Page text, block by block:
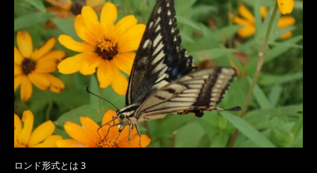
ロンド形式とは 3